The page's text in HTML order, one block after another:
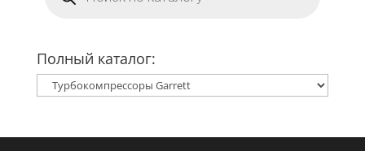
Полный каталог: